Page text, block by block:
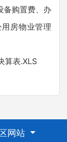
备购置费、办
房物业管理
算表.XLS
网站